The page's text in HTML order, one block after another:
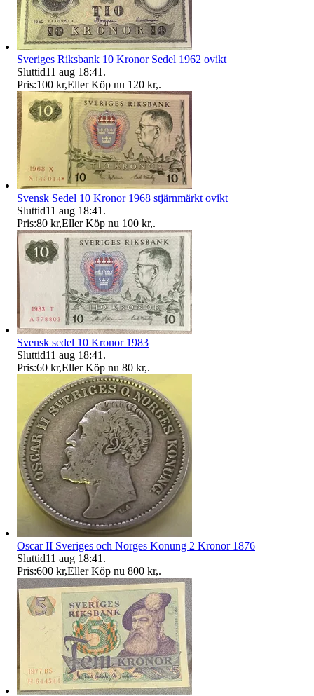
Sveriges Riksbank 10 Kronor Sedel 1962 ovikt
Sluttid11 aug 18:41 .
Pris:100 kr,Eller Köp nu 120 kr,.
Svensk Sedel 10 Kronor 1968 stjärnmärkt ovikt
Sluttid11 aug 18:41 .
Pris:80 kr,Eller Köp nu 100 kr,.
Svensk sedel 10 Kronor 1983
Sluttid11 aug 18:41 .
Pris:60 kr,Eller Köp nu 80 kr,.
Oscar II Sveriges och Norges Konung 2 Kronor 1876
Sluttid11 aug 18:41 .
Pris:600 kr,Eller Köp nu 800 kr,.